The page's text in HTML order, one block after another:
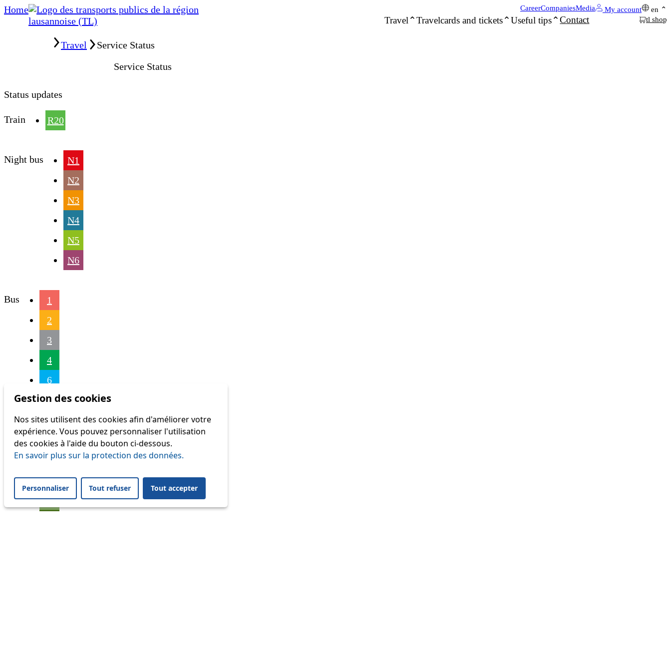
Gestion des cookies
Nos sites utilisent des cookies afin d'améliorer votre
expérience. Vous pouvez personnaliser l'utilisation
des cookies à l'aide du bouton ci-dessous.
En savoir plus sur la protection des données.
Personnaliser Tout refuser Tout accepter
Home
Travel Travelcards and tickets Useful tips Contact
CareerCompaniesMedia My account
en
tl shop
Travel
Service Status
Service Status
Status updates
Train R20
Night bus
N1
N2
N3
N4
N5
N6
Bus
1
2
3
4
6
16
17
18
20
21
24